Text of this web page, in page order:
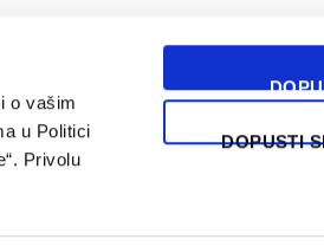
o vašim
u Politici
Privolu
DOPUSTI